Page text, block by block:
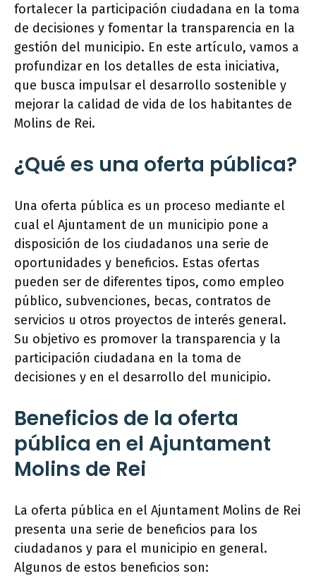
fortalecer la participación ciudadana en la toma
de decisiones y fomentar la transparencia en la
gestión del municipio. En este artículo, vamos a
profundizar en los detalles de esta iniciativa,
que busca impulsar el desarrollo sostenible y
mejorar la calidad de vida de los habitantes de
Molins de Rei.
¿Qué es una oferta pública?
Una oferta pública es un proceso mediante el
cual el Ajuntament de un municipio pone a
disposición de los ciudadanos una serie de
oportunidades y beneficios. Estas ofertas
pueden ser de diferentes tipos, como empleo
público, subvenciones, becas, contratos de
servicios u otros proyectos de interés general.
Su objetivo es promover la transparencia y la
participación ciudadana en la toma de
decisiones y en el desarrollo del municipio.
Beneficios de la oferta
pública en el Ajuntament
Molins de Rei
La oferta pública en el Ajuntament Molins de Rei
presenta una serie de beneficios para los
ciudadanos y para el municipio en general.
Algunos de estos beneficios son: